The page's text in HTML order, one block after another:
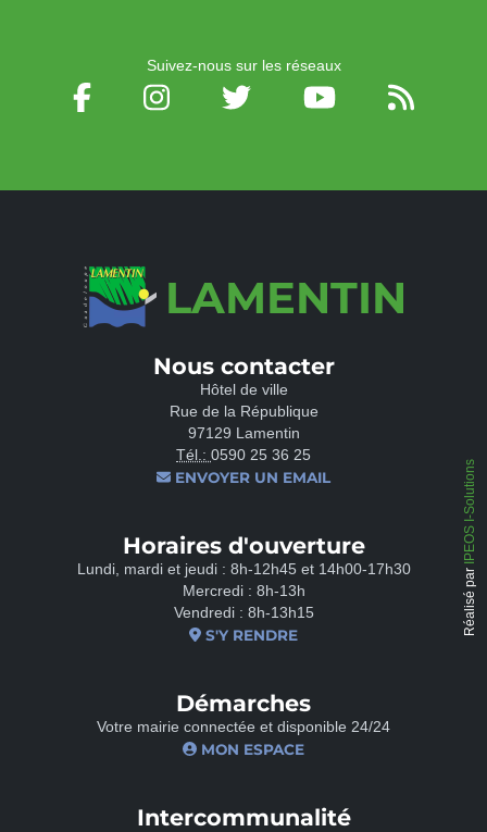
LAMENTIN
Nous contacter
Hôtel de ville
Rue de la République
97129 Lamentin
Tél.: 0590 25 36 25
ENVOYER UN EMAIL
Horaires d'ouverture
Lundi, mardi et jeudi : 8h-12h45 et 14h00-17h30
Mercredi : 8h-13h
Vendredi : 8h-13h15
S'Y RENDRE
Démarches
Votre mairie connectée et disponible 24/24
MON ESPACE
Intercommunalité
Suivez-nous sur les réseaux
Réalisé par
IPEOS I-Solutions